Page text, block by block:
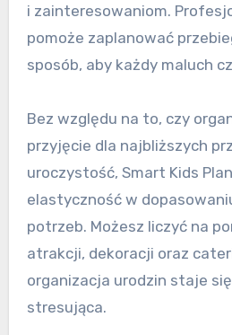
i zainteresowaniom.
pomoże zaplanować
sposób, aby każdy maluch
Bez względu na to, czy
przyjęcie dla najbliższych
uroczystość, Smart Kids
elastyczność w
potrzeb. Możesz liczyć na
atrakcji, dekoracji oraz
organizacja urodzin staje
stresująca.